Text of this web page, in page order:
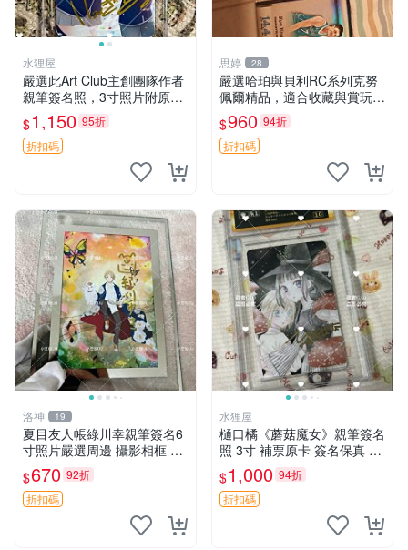
水狸屋
嚴選此Art Club主創團隊作者
親筆簽名照，3寸照片附原裝
卡磚。收藏級面簽照，適合藝
術愛好者收藏與展示。 3寸
簽名 照片
$1,150 95折
折扣碼
思婷 28
嚴選哈珀與貝利RC系列克努
佩爾精品，適合收藏與賞玩 R
C 玩具 陶瓷
$960 94折
折扣碼
洛神 19
夏目友人帳綠川幸親筆簽名6
寸照片嚴選周邊 攝影相框 網
路認證 夏目友人帳收藏 簽名
照 6寸
$670 92折
折扣碼
水狸屋
樋口橘《蘑菇魔女》親筆簽名
照 3寸 補票原卡 簽名保真 收
藏推薦 蘑菇魔女 樋口橘 照片
$1,000 94折
折扣碼